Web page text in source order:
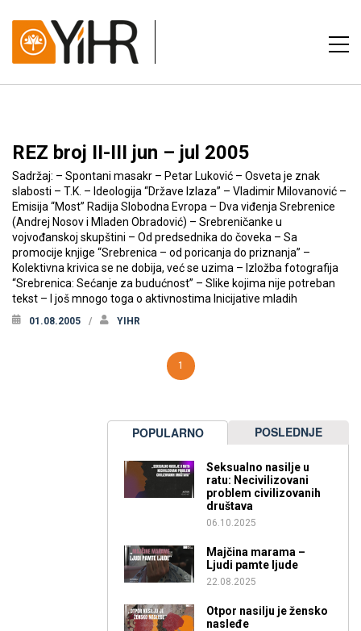
REZ broj II-III jun – jul 2005
Sadržaj: – Spontani masakr – Petar Luković – Osveta je znak
slabosti – T.K. – Ideologija “Države Izlaza” – Vladimir Milovanović –
Emisija “Most” Radija Slobodna Evropa – Dva viđenja Srebrenice
(Andrej Nosov i Mladen Obradović) – Srebreničanke u
vojvođanskoj skupštini – Od predsednika do čoveka – Sa
promocije knjige “Srebrenica – od poricanja do priznanja” –
Kolektivna krivica se ne dobija, već se uzima – Izložba fotografija
“Srebrenica: Sećanje za budućnost” – Slike kojima nije potreban
tekst – I još mnogo toga o aktivnostima Inicijative mladih
01.08.2005 YIHR
1
POPULARNO POSLEDNJE
Seksualno nasilje u
ratu: Necivilizovani
problem civilizovanih
društava
06.10.2025
Majčina marama –
Ljudi pamte ljude
22.08.2025
Otpor nasilju je žensko
nasleđe